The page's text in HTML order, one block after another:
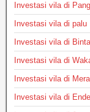
Investasi vila di
Investasi vila di palu
Investasi vila di
Investasi vila di
Investasi vila di
Investasi vila di